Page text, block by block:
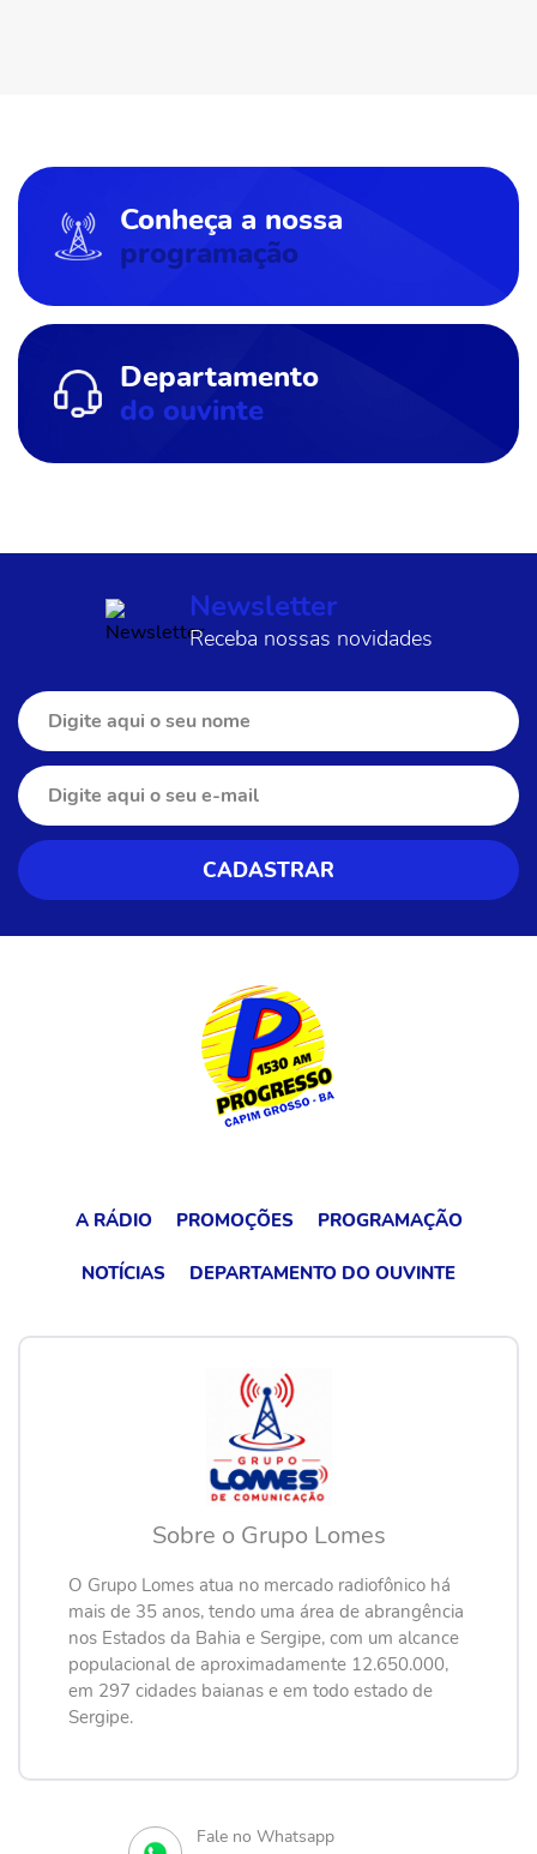
Conheça a nossa
programação
Departamento
do ouvinte
Newsletter
Receba nossas novidades
A RÁDIO PROMOÇÕES PROGRAMAÇÃO
NOTÍCIAS DEPARTAMENTO DO OUVINTE
Sobre o Grupo Lomes
O Grupo Lomes atua no mercado radiofônico há
mais de 35 anos, tendo uma área de abrangência
nos Estados da Bahia e Sergipe, com um alcance
populacional de aproximadamente 12.650.000,
em 297 cidades baianas e em todo estado de
Sergipe.
Fale no Whatsapp